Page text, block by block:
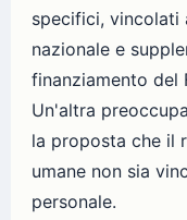
specifici, vincolati
nazionale e
finanziamento del
Un'altra
la proposta che il
umane non sia
personale.